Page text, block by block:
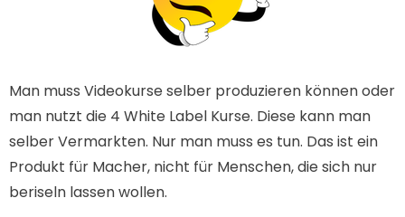
Man muss Videokurse selber produzieren können oder
man nutzt die 4 White Label Kurse. Diese kann man
selber Vermarkten. Nur man muss es tun. Das ist ein
Produkt für Macher, nicht für Menschen, die sich nur
beriseln lassen wollen.